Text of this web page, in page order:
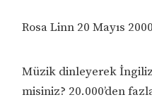
Rosa Linn 20 Mayıs
Müzik dinleyerek
misiniz? 20.000’den